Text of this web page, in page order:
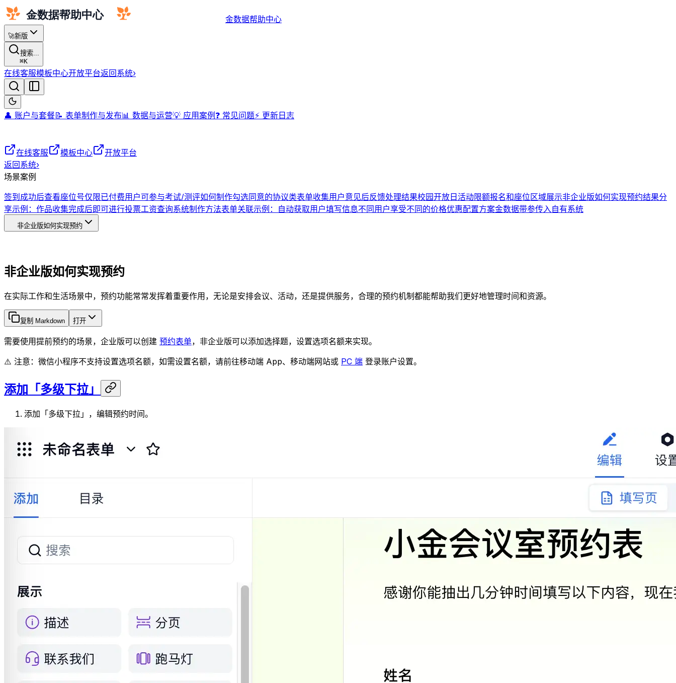
金数据帮助中心
🚀新版
搜索...
⌘K
在线客服模板中心开放平台返回系统›
👤 账户与套餐📝 表单制作与发布📊 数据与运营💡 应用案例 ❓ 常见问题⚡️ 更新日志
在线客服 模板中心
开放平台
返回系统›
场景案例
签到成功后查看座位号仅限已付费用户可参与考试/测评如何制作勾选同意的协议类表单收集用户意见后反馈处理结果校园开放日活动限额报名和座位区域展示非企业版如何实现预约结果分
享示例：作品收集完成后即可进行投票工资查询系统制作方法表单关联示例：自动获取用户填写信息不同用户享受不同的价格优惠配置方案金数据带参传入自有系统
非企业版如何实现预约
非企业版如何实现预约
在实际工作和生活场景中，预约功能常常发挥着重要作用，无论是安排会议、活动，还是提供服务，合理的预约机制都能帮助我们更好地管理时间和资源。
复制 Markdown 打开
需要使用提前预约的场景，企业版可以创建 预约表单，非企业版可以添加选择题，设置选项名额来实现。
⚠️ 注意：微信小程序不支持设置选项名额，如需设置名额，请前往移动端 App、移动端网站或 PC 端 登录账户设置。
添加「多级下拉」
添加「多级下拉」，编辑预约时间。